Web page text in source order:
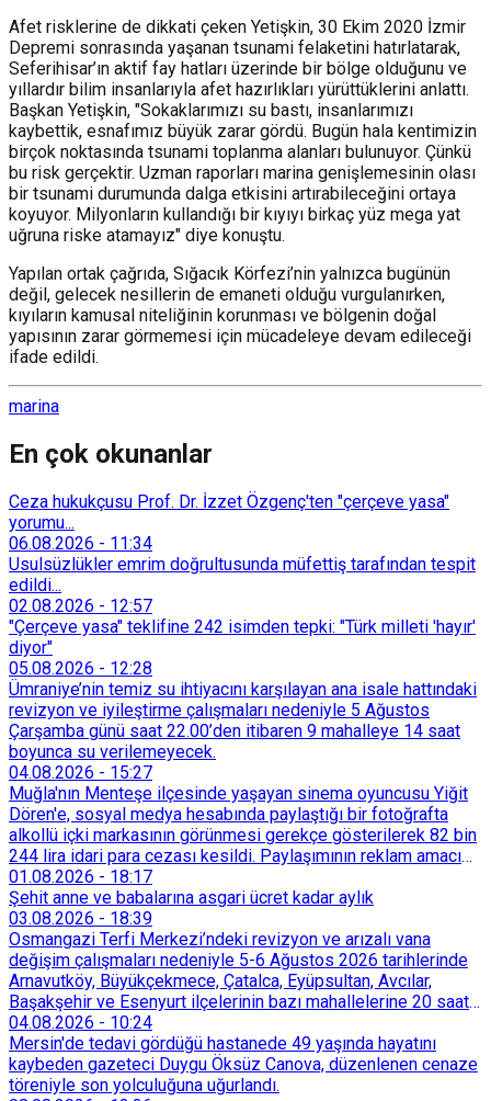
Afet risklerine de dikkati çeken Yetişkin, 30 Ekim 2020 İzmir
Depremi sonrasında yaşanan tsunami felaketini hatırlatarak,
Seferihisar’ın aktif fay hatları üzerinde bir bölge olduğunu ve
yıllardır bilim insanlarıyla afet hazırlıkları yürüttüklerini anlattı.
Başkan Yetişkin, "Sokaklarımızı su bastı, insanlarımızı
kaybettik, esnafımız büyük zarar gördü. Bugün hala kentimizin
birçok noktasında tsunami toplanma alanları bulunuyor. Çünkü
bu risk gerçektir. Uzman raporları marina genişlemesinin olası
bir tsunami durumunda dalga etkisini artırabileceğini ortaya
koyuyor. Milyonların kullandığı bir kıyıyı birkaç yüz mega yat
uğruna riske atamayız" diye konuştu.
Yapılan ortak çağrıda, Sığacık Körfezi’nin yalnızca bugünün
değil, gelecek nesillerin de emaneti olduğu vurgulanırken,
kıyıların kamusal niteliğinin korunması ve bölgenin doğal
yapısının zarar görmemesi için mücadeleye devam edileceği
ifade edildi.
marina
En çok okunanlar
Ceza hukukçusu Prof. Dr. İzzet Özgenç'ten "çerçeve yasa"
yorumu...
06.08.2026 - 11:34
Usulsüzlükler emrim doğrultusunda müfettiş tarafından tespit
edildi...
02.08.2026 - 12:57
"Çerçeve yasa" teklifine 242 isimden tepki: "Türk milleti 'hayır'
diyor"
05.08.2026 - 12:28
Ümraniye’nin temiz su ihtiyacını karşılayan ana isale hattındaki
revizyon ve iyileştirme çalışmaları nedeniyle 5 Ağustos
Çarşamba günü saat 22.00’den itibaren 9 mahalleye 14 saat
boyunca su verilemeyecek.
04.08.2026 - 15:27
Muğla'nın Menteşe ilçesinde yaşayan sinema oyuncusu Yiğit
Dören'e, sosyal medya hesabında paylaştığı bir fotoğrafta
alkollü içki markasının görünmesi gerekçe gösterilerek 82 bin
244 lira idari para cezası kesildi. Paylaşımının reklam amacı
taşımadığını savunan Dören, cezanın iptali için yargıya
başvurdu.
01.08.2026 - 18:17
Şehit anne ve babalarına asgari ücret kadar aylık
03.08.2026 - 18:39
Osmangazi Terfi Merkezi’ndeki revizyon ve arızalı vana
değişim çalışmaları nedeniyle 5-6 Ağustos 2026 tarihlerinde
Arnavutköy, Büyükçekmece, Çatalca, Eyüpsultan, Avcılar,
Başakşehir ve Esenyurt ilçelerinin bazı mahallelerine 20 saat
süreyle su verilemeyecek.
04.08.2026 - 10:24
Mersin'de tedavi gördüğü hastanede 49 yaşında hayatını
kaybeden gazeteci Duygu Öksüz Canova, düzenlenen cenaze
töreniyle son yolculuğuna uğurlandı.